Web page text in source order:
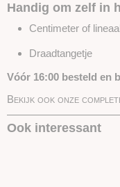
Handig om zelf in
Centimeter of
Draad­tangetje
Vóór 16:00 besteld en
Bekijk ook onze
Ook interessant